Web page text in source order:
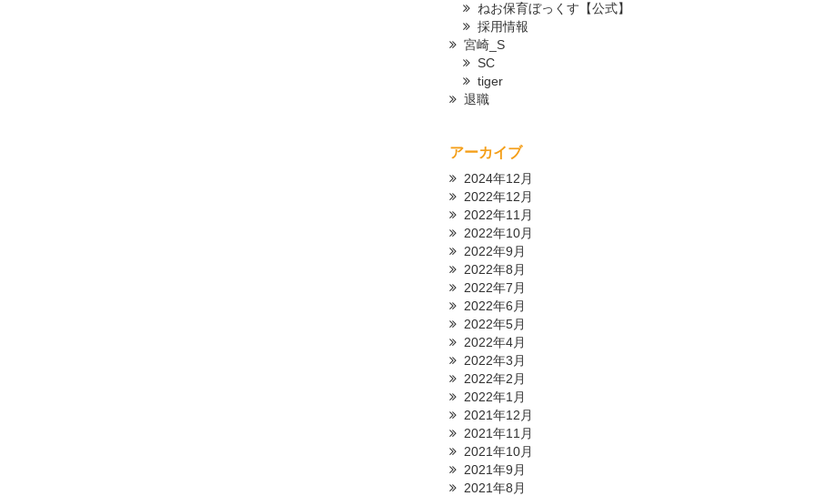
ねお保育ぼっくす【公式】
採用情報
宮崎_S
SC
tiger
退職
アーカイブ
2024年12月
2022年12月
2022年11月
2022年10月
2022年9月
2022年8月
2022年7月
2022年6月
2022年5月
2022年4月
2022年3月
2022年2月
2022年1月
2021年12月
2021年11月
2021年10月
2021年9月
2021年8月